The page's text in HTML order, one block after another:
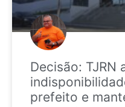
Decisão: TJRN
prefeito e